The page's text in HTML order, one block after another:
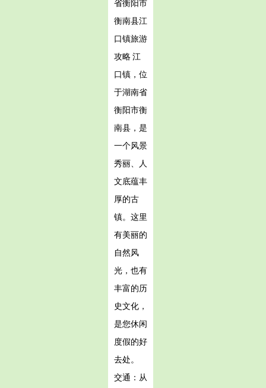
省衡阳市
衡南县江
口镇旅游
攻略 江
口镇，位
于湖南省
衡阳市衡
南县，是
一个风景
秀丽、人
文底蕴丰
厚的古
镇。这里
有美丽的
自然风
光，也有
丰富的历
史文化，
是您休闲
度假的好
去处。
交通：从